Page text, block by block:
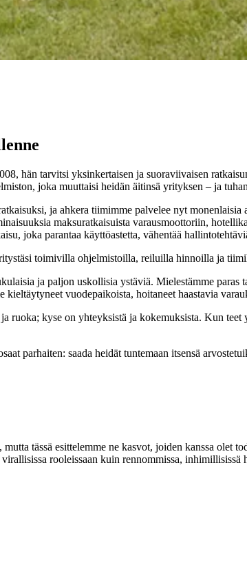
hän tarvitsi yksinkertaisen ja suoraviivaisen
joka muuttaisi heidän äitinsä yrityksen – ja
ja ahkera tiimimme palvelee nyt
maksuratkaisuista varausmoottoriin,
joka parantaa käyttöastetta, vähentää
toimivilla ohjelmistoilla, reiluilla hinnoilla ja
ja paljon uskollisia ystäviä. Mielestämme paras
vuodepaikoista, hoitaneet haastavia
kyse on yhteyksistä ja kokemuksista. Kun teet
parhaiten: saada heidät tuntemaan itsensä
tässä esittelemme ne kasvot, joiden kanssa olet
rooleissaan kuin rennommissa,